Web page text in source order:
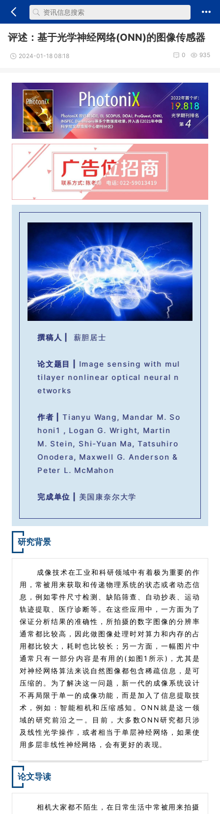
评述：基于光学神经网络(ONN)的图像传感器
2024-01-18 08:18 935
0
撰稿人 | 薪胆居士
论文题目 | Image sensing with mul
tilayer nonlinear optical neural n
etworks
作者 |Tianyu Wang, Mandar M. So
honi1 , Logan G. Wright, Martin
M. Stein, Shi-Yuan Ma, Tatsuhiro
Onodera, Maxwell G. Anderson &
Peter L. McMahon
完成单位 | 美国康奈尔大学
研究背景
成像技术在工业和科研领域中有着极为重要的作
用，常被用来获取和传递物理系统的状态或者动态信
息，例如零件尺寸检测、缺陷筛查、自动抄表、运动
轨迹提取、医疗诊断等。在这些应用中，一方面为了
保证分析结果的准确性，所拍摄的数字图像的分辨率
通常都比较高，因此做图像处理时对算力和内存的占
用都比较大，耗时也比较长；另一方面，一幅图片中
通常只有一部分内容是有用的(如图1所示)，尤其是
对神经网络算法来说自然图像都包含稀疏信息，是可
压缩的。为了解决这一问题，新一代的成像系统设计
不再局限于单一的成像功能，而是加入了信息提取技
术，例如：智能相机和压缩感知。ONN就是这一领
域的研究前沿之一。目前，大多数ONN研究都只涉
及线性光学操作，或者相当于单层神经网络，如果使
用多层非线性神经网络，会有更好的表现。
论文导读
相机大家都不陌生，在日常生活中常被用来拍摄